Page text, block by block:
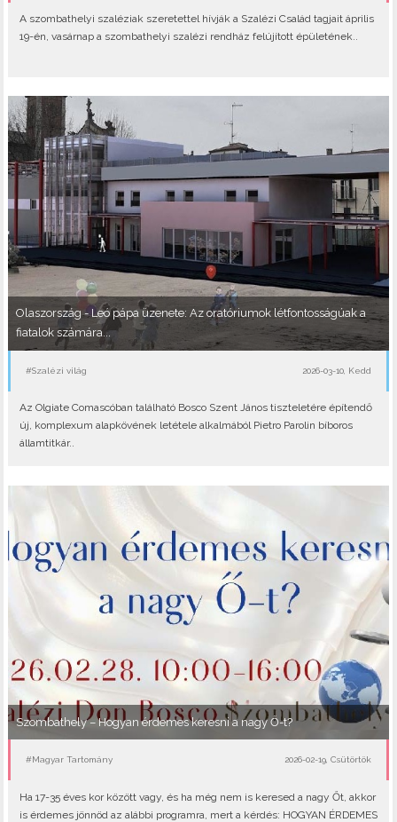
A szombathelyi szaléziak szeretettel hívják a Szalézi Család tagjait április
19-én, vasárnap a szombathelyi szalézi rendház felújított épületének..
Olaszország - Leó pápa üzenete: Az oratóriumok létfontosságúak a
fiatalok számára...
#Szalézi világ 2026-03-10, Kedd
Az Olgiate Comascóban található Bosco Szent János tiszteletére építendő
új, komplexum alapkövének letétele alkalmából Pietro Parolin bíboros
államtitkár..
Szombathely – Hogyan érdemes keresni a nagy Ő-t?
#Magyar Tartomány 2026-02-19, Csütörtök
Ha 17-35 éves kor között vagy, és ha még nem is keresed a nagy Őt, akkor
is érdemes jönnöd az alábbi programra, mert a kérdés: HOGYAN ÉRDEMES